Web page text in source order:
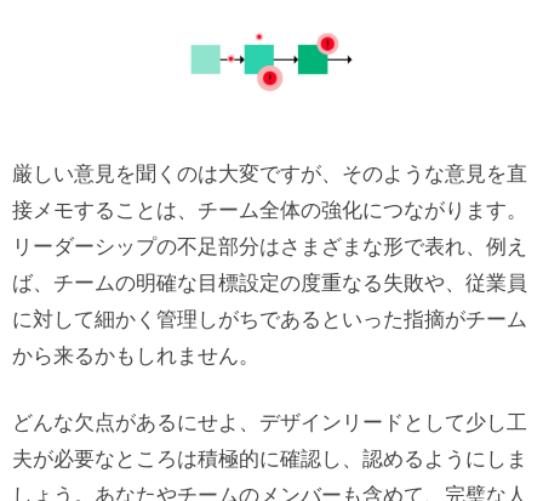
厳しい意見を聞くのは大変ですが、そのような意見を直
接メモすることは、チーム全体の強化につながります。
リーダーシップの不足部分はさまざまな形で表れ、例え
ば、チームの明確な目標設定の度重なる失敗や、従業員
に対して細かく管理しがちであるといった指摘がチーム
から来るかもしれません。
どんな欠点があるにせよ、デザインリードとして少し工
夫が必要なところは積極的に確認し、認めるようにしま
しょう。あなたやチームのメンバーも含めて、完璧な人